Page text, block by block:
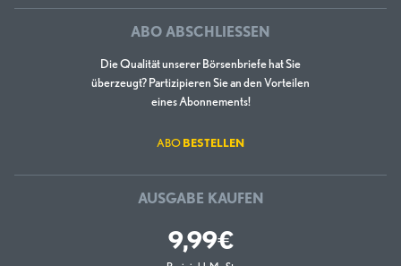
ABO ABSCHLIESSEN
Die Qualität unserer Börsenbriefe hat Sie
überzeugt? Partizipieren Sie an den Vorteilen
eines Abonnements!
ABO BESTELLEN
AUSGABE KAUFEN
9,99€